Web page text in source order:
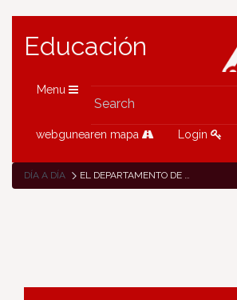
Educación
Menu
webgunearen mapa Login
DÍA A DÍA EL DEPARTAMENTO DE EDUCACIÓN PONE EN MARCHA UN SITIO WEB PARA PREVENIR Y GESTIONAR EL ACOSO O CIBERACOSO ESCOLAR